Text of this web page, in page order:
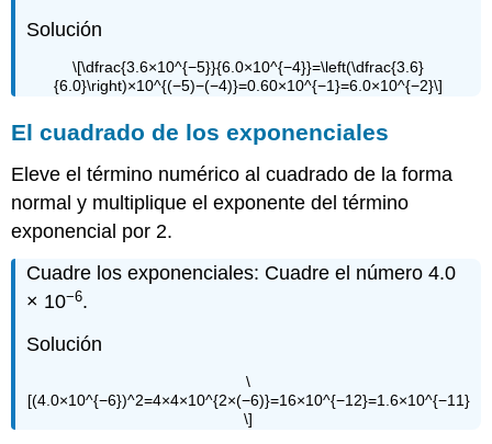
Solución
\[\dfrac{3.6×10^{−5}}{6.0×10^{−4}}=\left(\dfrac{3.6}
{6.0}\right)×10^{(−5)−(−4)}=0.60×10^{−1}=6.0×10^{−2}\]
El cuadrado de los exponenciales
Eleve el término numérico al cuadrado de la forma
normal y multiplique el exponente del término
exponencial por 2.
Cuadre los exponenciales: Cuadre el número 4.0
× 10−6.
Solución
\
[(4.0×10^{−6})^2=4×4×10^{2×(−6)}=16×10^{−12}=1.6×10^{−11}
\]